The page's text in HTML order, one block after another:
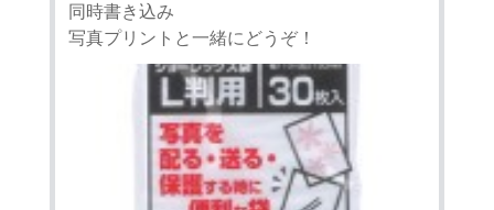
同時書き込み
写真プリントと一緒にどうぞ！